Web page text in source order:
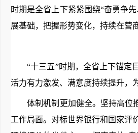
时期是全省上下紧紧围绕“奋勇争
展基础，把握形势变化，持续在营
“十三五”时期，全省上下锚定
活力有力激发、满意度持续提升，
体制机制更加健全。坚持高位推
工作局面。对标世界银行和国家评